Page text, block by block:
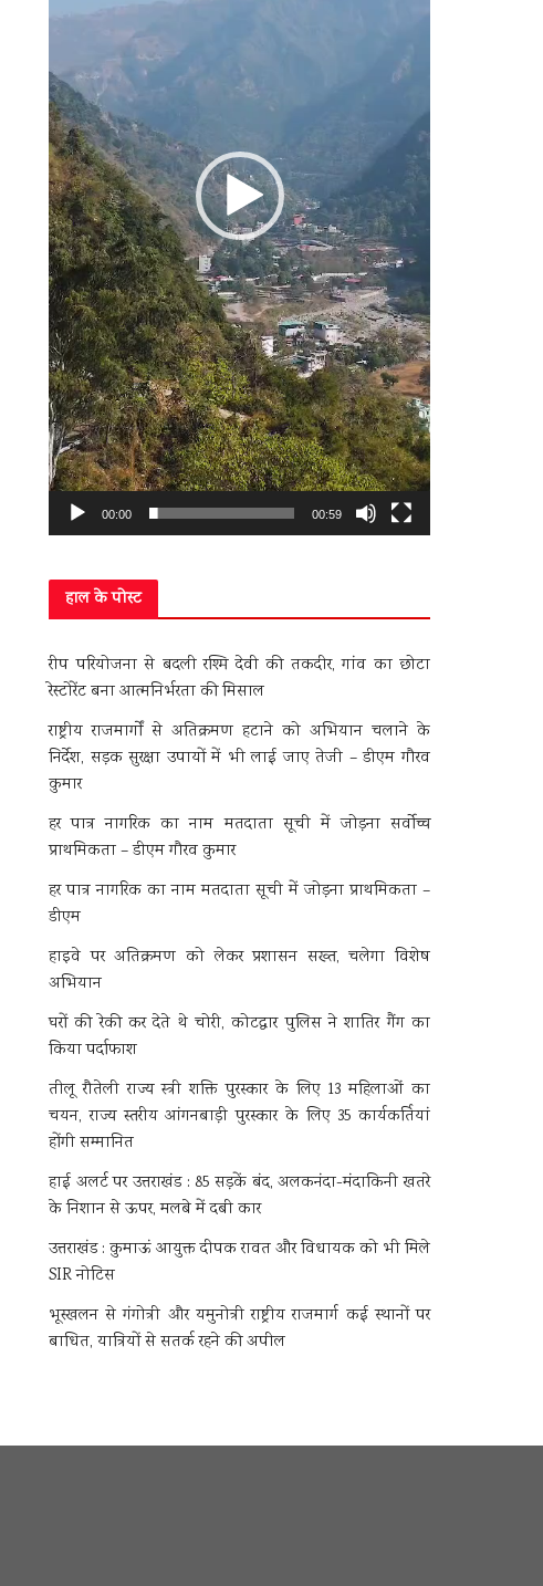
00:00 00:59
हाल के पोस्ट
रीप परियोजना से बदली रश्मि देवी की तकदीर, गांव का छोटा
रेस्टोरेंट बना आत्मनिर्भरता की मिसाल
राष्ट्रीय राजमार्गों से अतिक्रमण हटाने को अभियान चलाने के
निर्देश, सड़क सुरक्षा उपायों में भी लाई जाए तेजी – डीएम गौरव
कुमार
हर पात्र नागरिक का नाम मतदाता सूची में जोड़ना सर्वोच्च
प्राथमिकता – डीएम गौरव कुमार
हर पात्र नागरिक का नाम मतदाता सूची में जोड़ना प्राथमिकता –
डीएम
हाइवे पर अतिक्रमण को लेकर प्रशासन सख्त, चलेगा विशेष
अभियान
घरों की रेकी कर देते थे चोरी, कोटद्वार पुलिस ने शातिर गैंग का
किया पर्दाफाश
तीलू रौतेली राज्य स्त्री शक्ति पुरस्कार के लिए 13 महिलाओं का
चयन, राज्य स्तरीय आंगनबाड़ी पुरस्कार के लिए 35 कार्यकर्तियां
होंगी सम्मानित
हाई अलर्ट पर उत्तराखंड : 85 सड़कें बंद, अलकनंदा-मंदाकिनी खतरे
के निशान से ऊपर, मलबे में दबी कार
उत्तराखंड : कुमाऊं आयुक्त दीपक रावत और विधायक को भी मिले
SIR नोटिस
भूस्खलन से गंगोत्री और यमुनोत्री राष्ट्रीय राजमार्ग कई स्थानों पर
बाधित, यात्रियों से सतर्क रहने की अपील